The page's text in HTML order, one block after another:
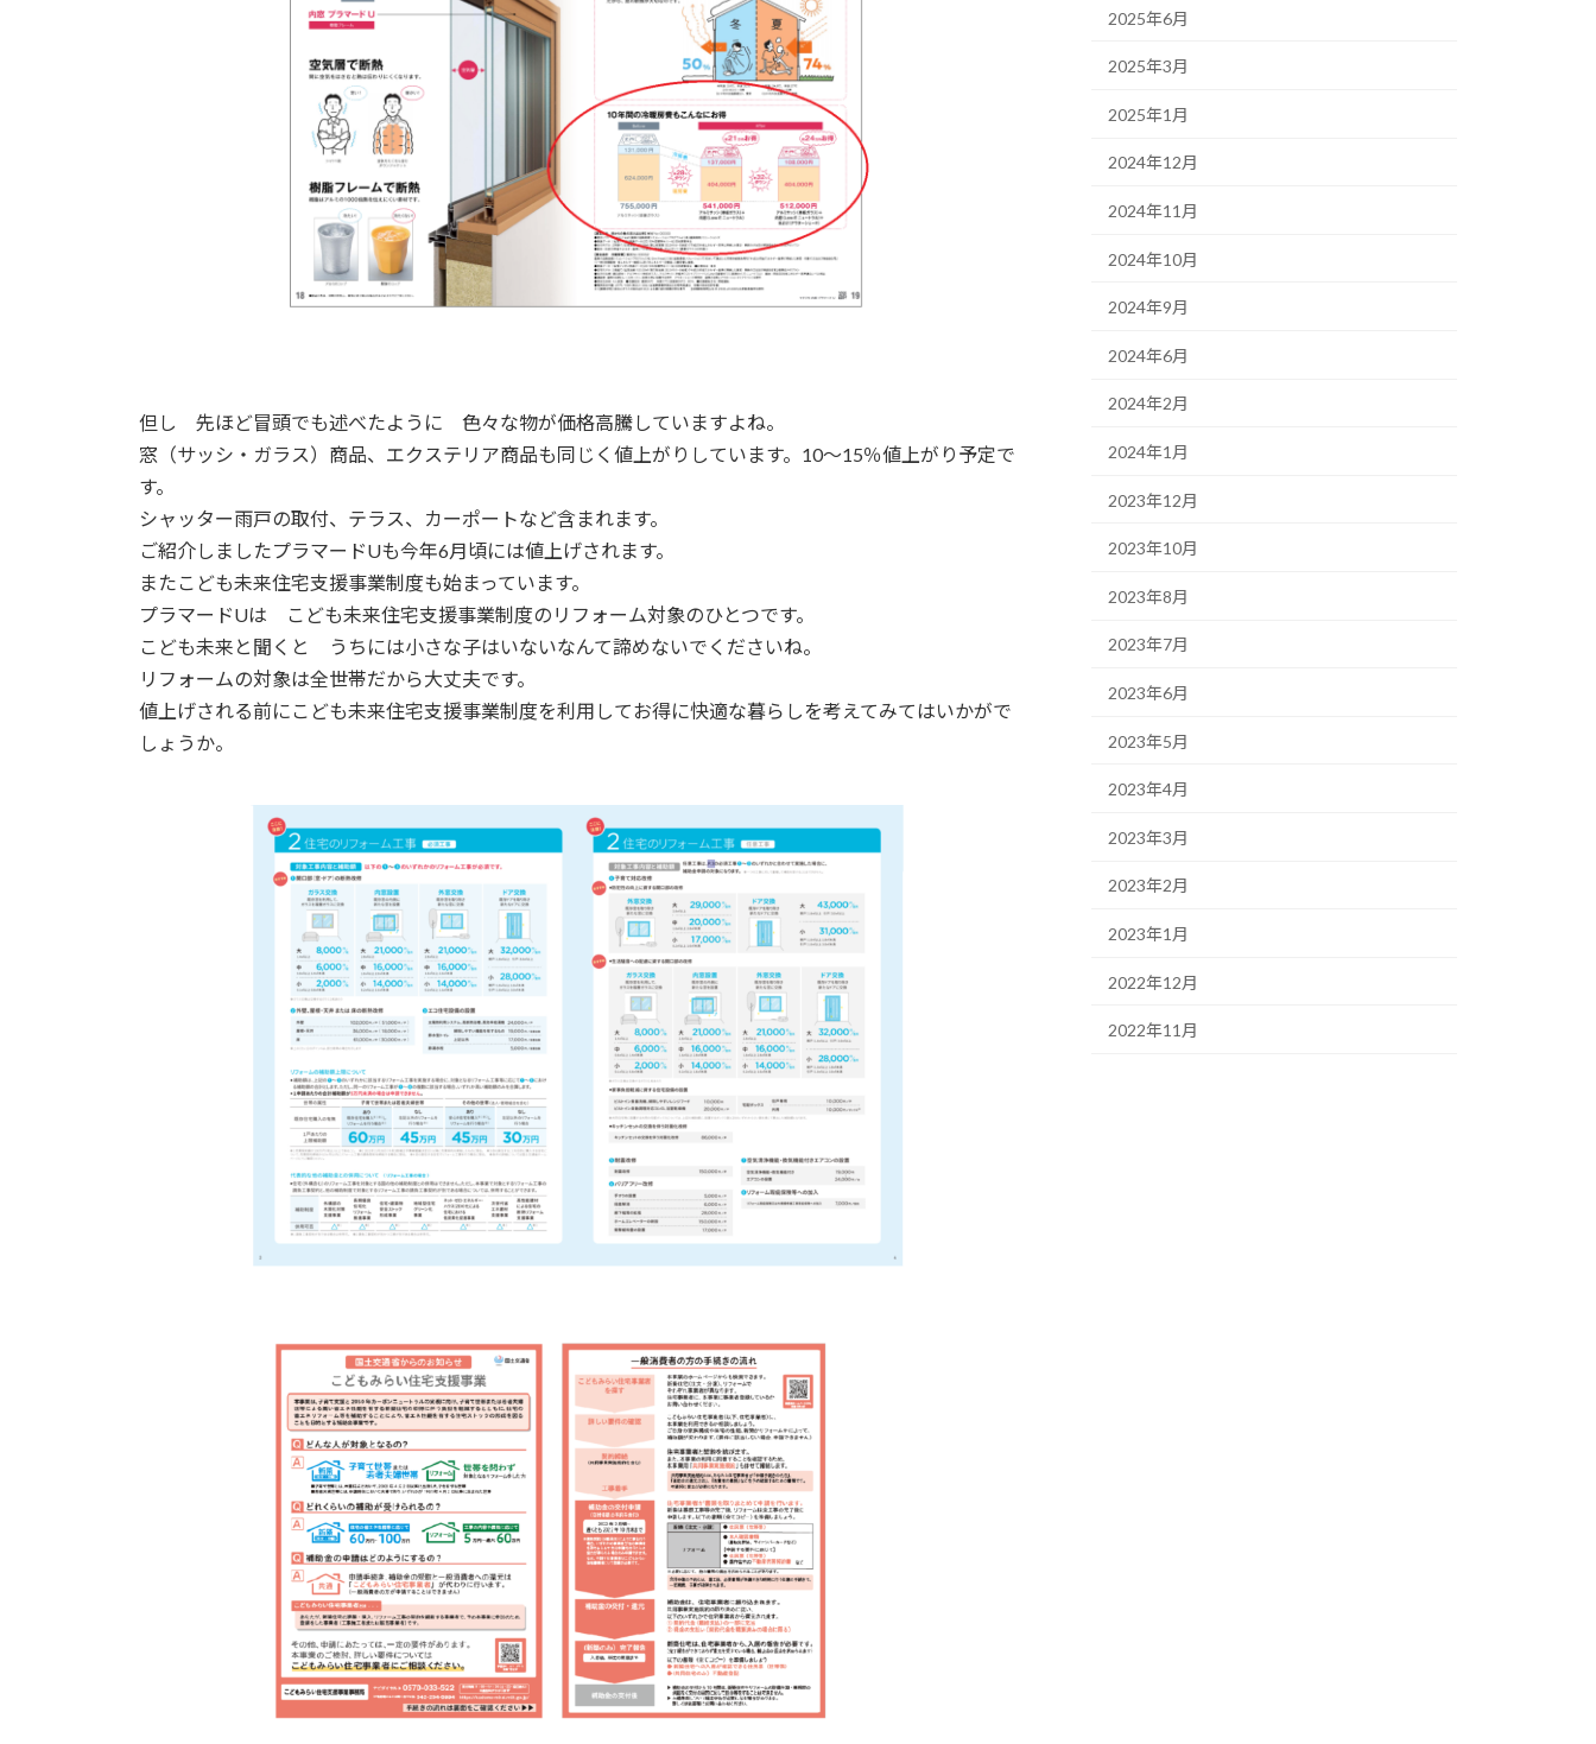
但し 先ほど冒頭でも述べたように 色々な物が価格高騰していますよね。
窓（サッシ・ガラス）商品、エクステリア商品も同じく値上がりしています。10～15％値上がり予定で
す。
シャッター雨戸の取付、テラス、カーポートなど含まれます。
ご紹介しましたプラマードUも今年6月頃には値上げされます。
またこども未来住宅支援事業制度も始まっています。
プラマードUは こども未来住宅支援事業制度のリフォーム対象のひとつです。
こども未来と聞くと うちには小さな子はいないなんて諦めないでくださいね。
リフォームの対象は全世帯だから大丈夫です。
値上げされる前にこども未来住宅支援事業制度を利用してお得に快適な暮らしを考えてみてはいかがで
しょうか。
2025年6月
2025年3月
2025年1月
2024年12月
2024年11月
2024年10月
2024年9月
2024年6月
2024年2月
2024年1月
2023年12月
2023年10月
2023年8月
2023年7月
2023年6月
2023年5月
2023年4月
2023年3月
2023年2月
2023年1月
2022年12月
2022年11月